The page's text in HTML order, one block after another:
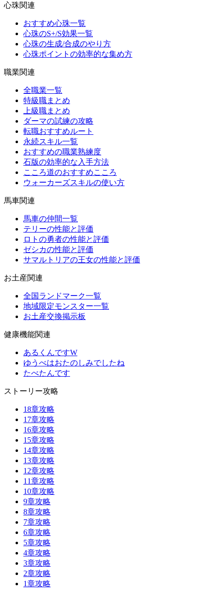
心珠関連
おすすめ心珠一覧
心珠のS+/S効果一覧
心珠の生成/合成のやり方
心珠ポイントの効率的な集め方
職業関連
全職業一覧
特級職まとめ
上級職まとめ
ダーマの試練の攻略
転職おすすめルート
永続スキル一覧
おすすめの職業熟練度
石版の効率的な入手方法
こころ道のおすすめこころ
ウォーカーズスキルの使い方
馬車関連
馬車の仲間一覧
テリーの性能と評価
ロトの勇者の性能と評価
ゼシカの性能と評価
サマルトリアの王女の性能と評価
お土産関連
全国ランドマーク一覧
地域限定モンスター一覧
お土産交換掲示板
健康機能関連
あるくんですW
ゆうべはおたのしみでしたね
たべたんです
ストーリー攻略
18章攻略
17章攻略
16章攻略
15章攻略
14章攻略
13章攻略
12章攻略
11章攻略
10章攻略
9章攻略
8章攻略
7章攻略
6章攻略
5章攻略
4章攻略
3章攻略
2章攻略
1章攻略